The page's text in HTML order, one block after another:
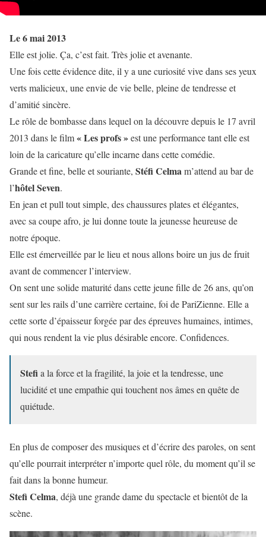
Le 6 mai 2013
Elle est jolie. Ça, c’est fait. Très jolie et avenante.
Une fois cette évidence dite, il y a une curiosité vive dans ses yeux
verts malicieux, une envie de vie belle, pleine de tendresse et
d’amitié sincère.
Le rôle de bombasse dans lequel on la découvre depuis le 17 avril
2013 dans le film« Les profs »est une performance tant elle est
loin de la caricature qu’elle incarne dans cette comédie.
Grande et fine, belle et souriante, Stéfi Celmam’attend au bar de
l’hôtel Seven.
En jean et pull tout simple, des chaussures plates et élégantes,
avec sa coupe afro, je lui donne toute la jeunesse heureuse de
notre époque.
Elle est émerveillée par le lieu et nous allons boire un jus de fruit
avant de commencer l’interview.
On sent une solide maturité dans cette jeune fille de 26 ans, qu’on
sent sur les rails d’une carrière certaine, foi de PariZienne. Elle a
cette sorte d’épaisseur forgée par des épreuves humaines, intimes,
qui nous rendent la vie plus désirable encore. Confidences.
Stefia la force et la fragilité, la joie et la tendresse, une
lucidité et une empathie qui touchent nos âmes en quête de
quiétude.
En plus de composer des musiques et d’écrire des paroles, on sent
qu’elle pourrait interpréter n’importe quel rôle, du moment qu’il se
fait dans la bonne humeur.
Stefi Celma, déjà une grande dame du spectacle et bientôt de la
scène.